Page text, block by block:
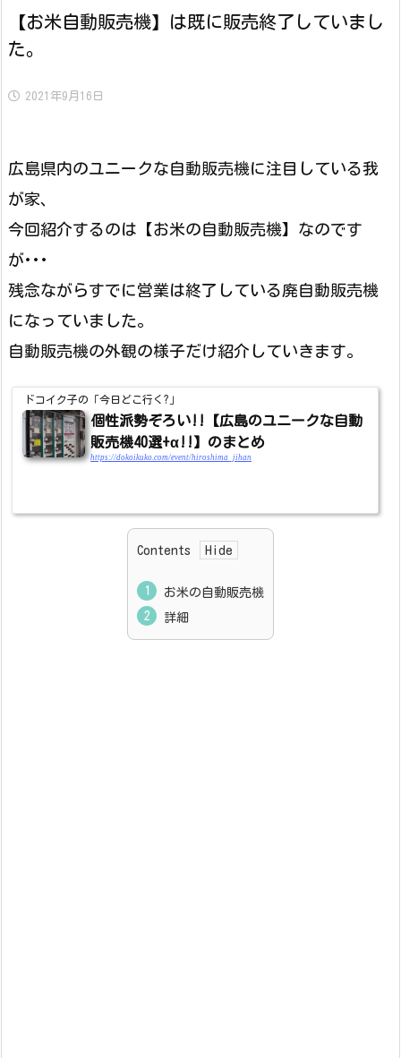
【お米自動販売機】は既に販売終了していまし
た。
2021年9月16日
広島県内のユニークな自動販売機に注目している我
が家、
今回紹介するのは【お米の自動販売機】なのです
が･･･
残念ながらすでに営業は終了している廃自動販売機
になっていました。
自動販売機の外観の様子だけ紹介していきます。
ドコイク子の「今日どこ行く?」
個性派勢ぞろい!!【広島のユニークな自動
販売機40選+α!!】のまとめ
https://dokoikuko.com/event/hiroshima_jihan
Contents
お米の自動販売機
詳細